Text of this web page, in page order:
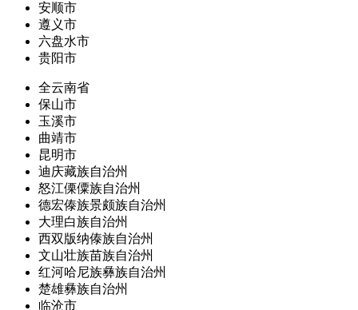
安顺市
遵义市
六盘水市
贵阳市
全云南省
保山市
玉溪市
曲靖市
昆明市
迪庆藏族自治州
怒江傈僳族自治州
德宏傣族景颇族自治州
大理白族自治州
西双版纳傣族自治州
文山壮族苗族自治州
红河哈尼族彝族自治州
楚雄彝族自治州
临沧市